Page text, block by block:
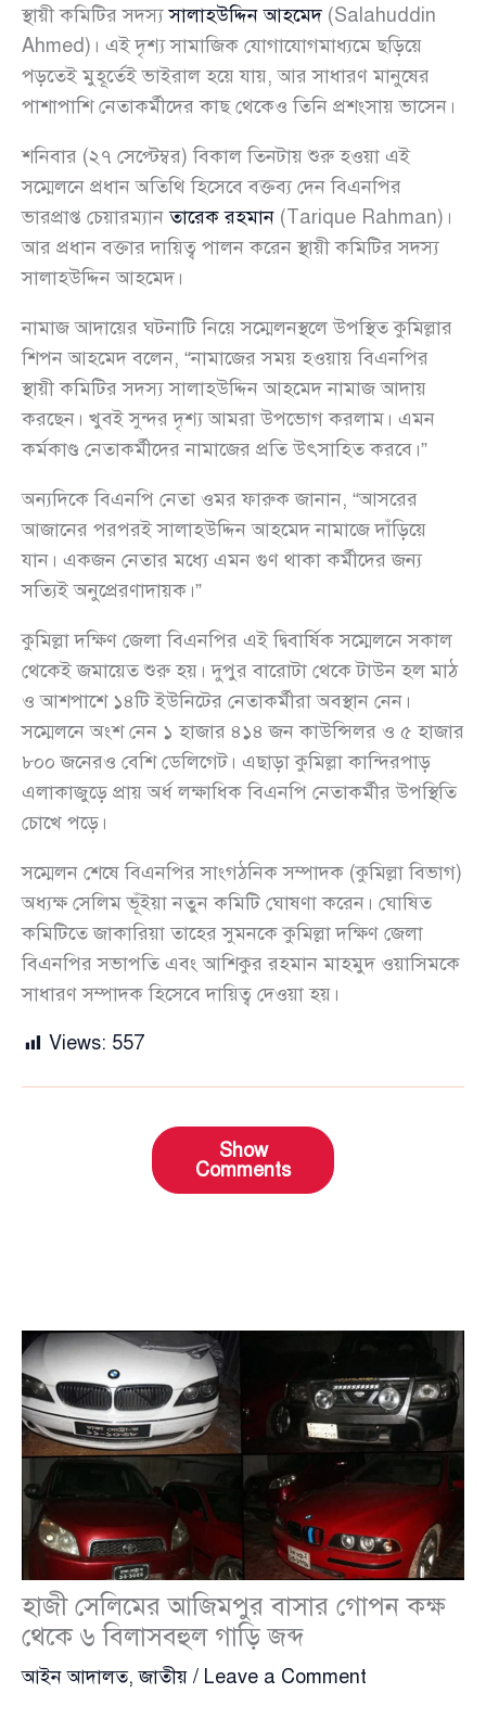
স্থায়ী কমিটির সদস্যসালাহউদ্দিন আহমেদ(Salahuddin
Ahmed)। এই দৃশ্য সামাজিক যোগাযোগমাধ্যমে ছড়িয়ে
পড়তেই মুহূর্তেই ভাইরাল হয়ে যায়, আর সাধারণ মানুষের
পাশাপাশি নেতাকর্মীদের কাছ থেকেও তিনি প্রশংসায় ভাসেন।
শনিবার (২৭ সেপ্টেম্বর) বিকাল তিনটায় শুরু হওয়া এই
সম্মেলনে প্রধান অতিথি হিসেবে বক্তব্য দেন বিএনপির
ভারপ্রাপ্ত চেয়ারম্যানতারেক রহমান (Tarique Rahman)।
আর প্রধান বক্তার দায়িত্ব পালন করেন স্থায়ী কমিটির সদস্য
সালাহউদ্দিন আহমেদ।
নামাজ আদায়ের ঘটনাটি নিয়ে সম্মেলনস্থলে উপস্থিত কুমিল্লার
শিপন আহমেদ বলেন, “নামাজের সময় হওয়ায় বিএনপির
স্থায়ী কমিটির সদস্য সালাহউদ্দিন আহমেদ নামাজ আদায়
করছেন। খুবই সুন্দর দৃশ্য আমরা উপভোগ করলাম। এমন
কর্মকাণ্ড নেতাকর্মীদের নামাজের প্রতি উৎসাহিত করবে।”
অন্যদিকে বিএনপি নেতা ওমর ফারুক জানান, “আসরের
আজানের পরপরই সালাহউদ্দিন আহমেদ নামাজে দাঁড়িয়ে
যান। একজন নেতার মধ্যে এমন গুণ থাকা কর্মীদের জন্য
সত্যিই অনুপ্রেরণাদায়ক।”
কুমিল্লা দক্ষিণ জেলা বিএনপির এই দ্বিবার্ষিক সম্মেলনে সকাল
থেকেই জমায়েত শুরু হয়। দুপুর বারোটা থেকে টাউন হল মাঠ
ও আশপাশে ১৪টি ইউনিটের নেতাকর্মীরা অবস্থান নেন।
সম্মেলনে অংশ নেন ১ হাজার ৪১৪ জন কাউন্সিলর ও ৫ হাজার
৮০০ জনেরও বেশি ডেলিগেট। এছাড়া কুমিল্লা কান্দিরপাড়
এলাকাজুড়ে প্রায় অর্ধ লক্ষাধিক বিএনপি নেতাকর্মীর উপস্থিতি
চোখে পড়ে।
সম্মেলন শেষে বিএনপির সাংগঠনিক সম্পাদক (কুমিল্লা বিভাগ)
অধ্যক্ষ সেলিম ভূঁইয়া নতুন কমিটি ঘোষণা করেন। ঘোষিত
কমিটিতে জাকারিয়া তাহের সুমনকে কুমিল্লা দক্ষিণ জেলা
বিএনপির সভাপতি এবং আশিকুর রহমান মাহমুদ ওয়াসিমকে
সাধারণ সম্পাদক হিসেবে দায়িত্ব দেওয়া হয়।
Views: 557
Show
Comments
হাজী সেলিমের আজিমপুর বাসার গোপন কক্ষ
থেকে ৬ বিলাসবহুল গাড়ি জব্দ
আইন আদালত,জাতীয় / Leave a Comment